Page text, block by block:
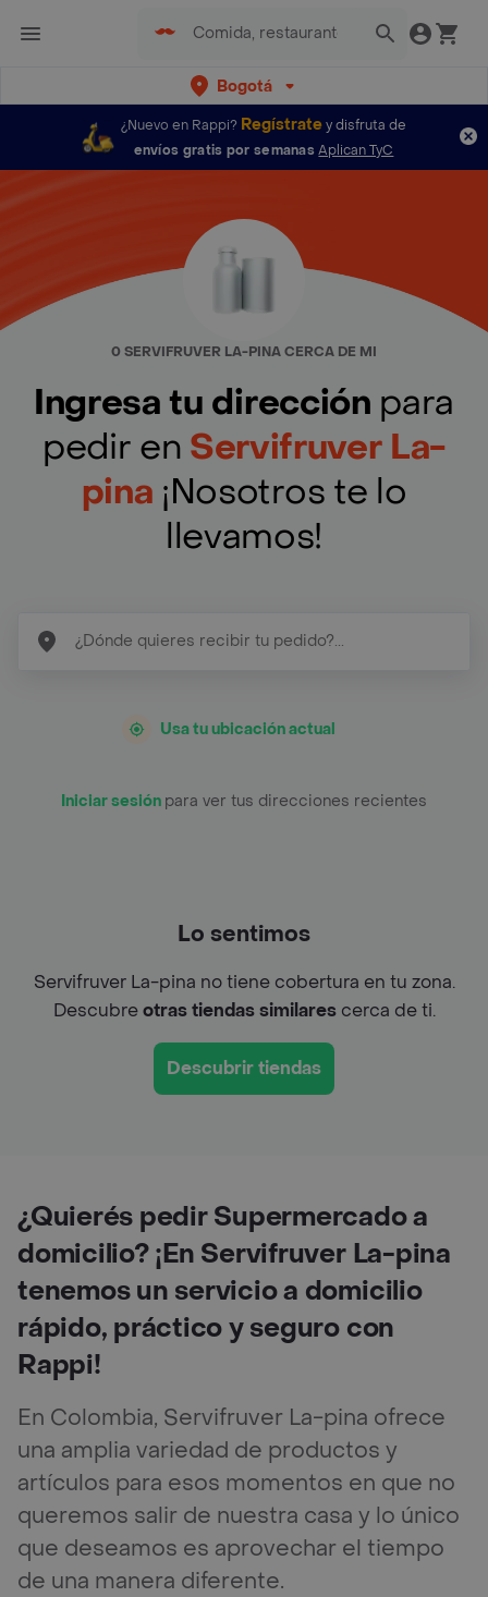
Bogotá
¿Nuevo en Rappi? Regístratey disfruta de
envíos gratis por semanas Aplican TyC
0 SERVIFRUVER LA-PINA CERCA DE MI
Ingresa tu dirección para
pedir en Servifruver La-
pina ¡Nosotros te lo
llevamos!
Usa tu ubicación actual
Iniciar sesión para ver tus direcciones recientes
Lo sentimos
Servifruver La-pina no tiene cobertura en tu zona.
Descubreotras tiendas similarescerca de ti.
Descubrir tiendas
¿Quierés pedir Supermercado a
domicilio? ¡En Servifruver La-pina
tenemos un servicio a domicilio
rápido, práctico y seguro con
Rappi!
En Colombia, Servifruver La-pina ofrece
una amplia variedad de productos y
artículos para esos momentos en que no
queremos salir de nuestra casa y lo único
que deseamos es aprovechar el tiempo
de una manera diferente.